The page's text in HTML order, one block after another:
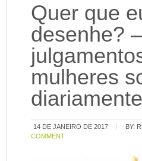
Quer que
desenhe?
mulheres
diariamente
14 DE JANEIRO DE 2017 BY:
COMMENT